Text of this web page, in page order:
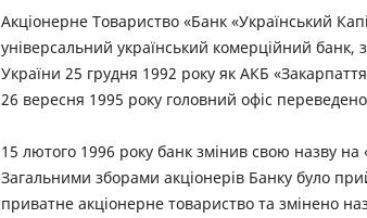
Акціонерне Товариство «Банк «Український
універсальний український комерційний
України 25 грудня 1992 року як АКБ
26 вересня 1995 року головний офіс
15 лютого 1996 року банк змінив свою назву на
Загальними зборами акціонерів Банку було
приватне акціонерне товариство та змінено